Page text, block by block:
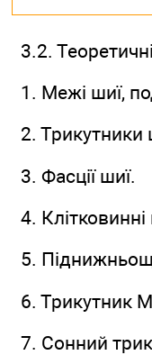
3.2.
1. Межі шиї,
2. Трикутники
3. Фасції шиї.
4.
5.
6. Трикутник
7. Сонний